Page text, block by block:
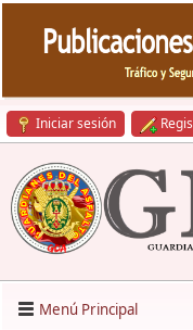
Iniciar sesión
Menú Principal